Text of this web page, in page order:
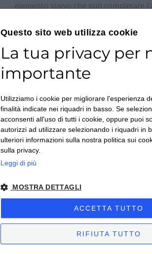
elemento visivo che può completare
indicato per occasioni speciali e
vogliono offrire un’esperienza
clienti​​​​.
Questo sito web utilizza cookie
La tua privacy per
importante
Utilizziamo i cookie per migliorare l'esperienza
finalità indicate nei riquadri in basso. Se
acconsenti all'uso di tutti i cookie, oppure puoi
autorizzi ad utilizzare selezionando i riquadri in
ulteriori informazioni sulla nostra politica sui
sulla privacy.
Leggi di più
MOSTRA DETTAGLI
ACCETTA TUTTO
RIFIUTA TUTTO